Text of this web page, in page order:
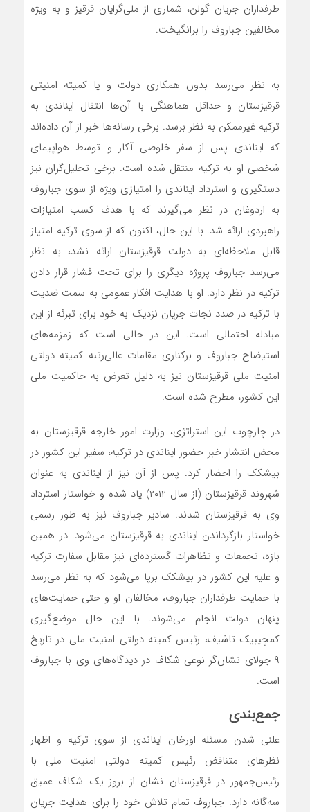
طرفداران جریان گولن، شماری از ملی‌گرایان قرقیز و به ویژه
مخالفین جباروف را برانگیخت.
به نظر می‌رسد بدون همکاری دولت و یا کمیته امنیتی
قرقیزستان و حداقل هماهنگی با آن‌ها انتقال ایناندی به
ترکیه غیرممکن به نظر برسد. برخی رسانه‌ها خبر از آن داده‌اند
که ایناندی پس از سفر خلوصی آکار و توسط هواپیمای
شخصی او به ترکیه منتقل شده است. برخی تحلیل‌گران نیز
دستگیری و استرداد ایناندی را امتیازی ویژه از سوی جباروف
به اردوغان در نظر می‌گیرند که با هدف کسب امتیازات
راهبردی ارائه شد. با این حال، اکنون که از سوی ترکیه امتیاز
قابل ملاحظه‌ای به دولت قرقیزستان ارائه نشد، به نظر
می‌رسد جباروف پروژه‌ دیگری‌ را برای تحت فشار قرار دادن
ترکیه در نظر دارد. او با هدایت افکار عمومی به سمت ضدیت
با ترکیه در صدد نجات جریان نزدیک به خود برای تبرئه از این
مبادله احتمالی است. این در حالی است که زمزمه‌های
استیضاح جباروف و برکناری مقامات عالی‌رتبه کمیته دولتی
امنیت ملی قرقیزستان نیز به دلیل تعرض به حاکمیت ملی
این کشور، مطرح شده است.
در چارچوب این استراتژی، وزارت امور خارجه قرقیزستان به
محض انتشار خبر حضور ایناندی در ترکیه، سفیر این کشور در
بیشکک را احضار کرد. پس از آن نیز از ایناندی به عنوان
شهروند قرقیزستان (از سال ۲۰۱۲) یاد شده و خواستار استرداد
وی به قرقیزستان شدند. سادیر جباروف نیز به طور رسمی
خواستار بازگرداندن ایناندی به قرقیزستان می‌شود. در همین
بازه، تجمعات و تظاهرات گسترده‌ای نیز مقابل سفارت ترکیه
و علیه این کشور در بیشکک برپا می‌شود که به نظر می‌رسد
با حمایت طرفداران جباروف، مخالفان او و حتی حمایت‌های
پنهان دولت انجام می‌شوند. با این حال موضع‌گیری
کمچیبیک تاشیف، رئیس کمیته دولتی امنیت ملی در تاریخ
۹ جولای نشان‌گر نوعی شکاف در دیدگاه‌های وی با جباروف
است.
جمع‌بندی
علنی شدن مسئله اورخان ایناندی از سوی ترکیه و اظهار
نظرهای متناقض رئیس کمیته دولتی امنیت ملی با
رئیس‌جمهور در قرقیزستان نشان از بروز یک شکاف عمیق
سه‌گانه دارد. جباروف تمام تلاش خود را برای هدایت جریان